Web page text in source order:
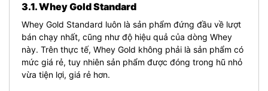
3.1. Whey Gold Standard
Whey Gold Standard luôn là sản phẩm đứng đầu về lượt
bán chạy nhất, cũng như độ hiệu quả của dòng Whey
này. Trên thực tế, Whey Gold không phải là sản phẩm có
mức giá rẻ, tuy nhiên sản phẩm được đóng trong hũ nhỏ
vừa tiện lợi, giá rẻ hơn.